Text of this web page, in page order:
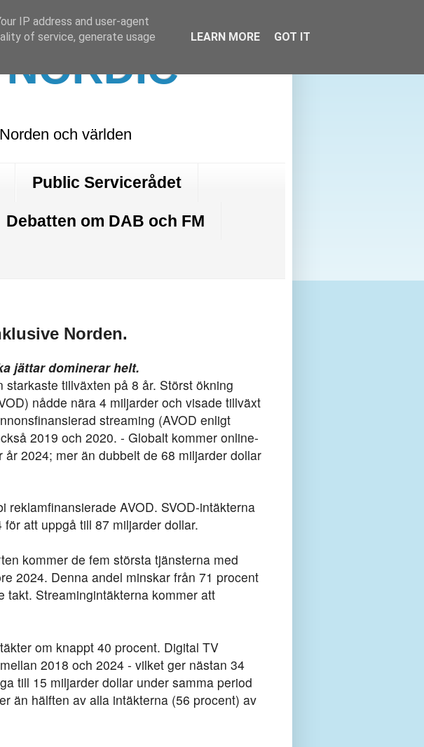
och världen
Public Servicerådet
Debatten om DAB och FM
Norden.
jättar dominerar helt.
tillväxten på 8 år. Störst ökning
nådde nära 4 miljarder och visade tillväxt
streaming (AVOD enligt
2019 och 2020. - Globalt kommer online-
2024; mer än dubbelt de 68 miljarder dollar
AVOD. SVOD-intäkterna
att uppgå till 87 miljarder dollar.
kommer de fem största tjänsterna med
2024. Denna andel minskar från 71 procent
takt. Streamingintäkterna kommer att
om knappt 40 procent. Digital TV
2018 och 2024 - vilket ger nästan 34
till 15 miljarder dollar under samma period
än hälften av alla intäkterna (56 procent) av
IP address and user-agent
of service, generate usage
LEARN MORE GOT IT